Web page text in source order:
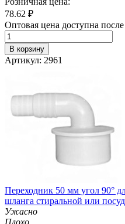
78.62 ₽
Оптовая цена доступна
В корзину
Артикул: 2961
Переходник 50 мм угол 90°
шланга стиральной или
Ужасно
Плохо